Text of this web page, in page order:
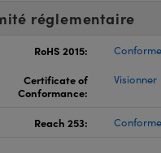
réglementaire
RoHS 2015:
Conforme
Certificate of
Conformance:
Visionner
Reach 253: Conforme